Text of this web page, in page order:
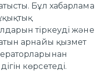
Бұл хабарлама
тіркеуді және
арнайы қызмет
көрсетеді.